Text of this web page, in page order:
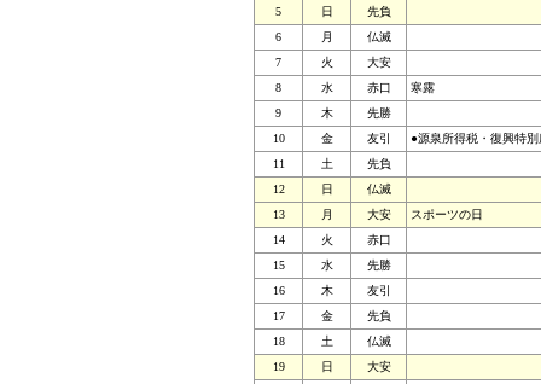
5
日
先負
6
月
仏滅
7
火
大安
8
水 赤口
寒露
9
木
先勝
10
金 友引
●源泉所得税・復興特
11
土
先負
12
日
仏滅
13
月 大安
スポーツの日
14
火
赤口
15
水
先勝
16
木
友引
17
金
先負
18
土
仏滅
19
日
大安